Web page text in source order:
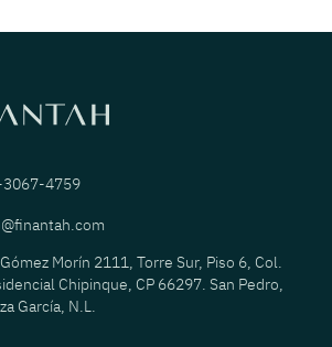
3067-4759
Morín 2111, Torre Sur, Piso 6, Col.
Chipinque, CP 66297. San Pedro,
García, N.L.